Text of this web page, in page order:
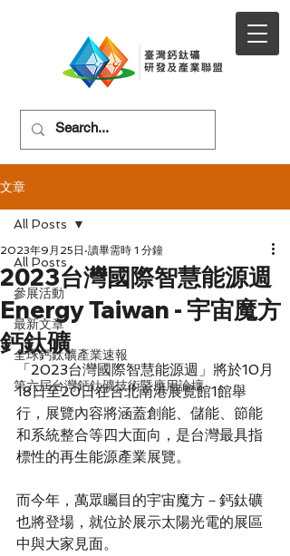
文章
All Posts
參展活動
最新文章
全球鈣鈦礦產業速報
第六屆台灣鈣鈦礦技術暨應用論壇
All Posts
2023台灣國際智慧能源週
Energy Taiwan - 宇宙魔方
鈣鈦礦
2023年9月25日 讀畢需時 1 分鐘
「2023台灣國際智慧能源週」將於10月
18日至20日在台北南港展覽館1館舉
行，展覽內容將涵蓋創能、儲能、節能
和系統整合等四大面向，是台灣最具指
標性的再生能源產業展覽。
而今年，萬眾矚目的宇宙魔方－鈣鈦礦
也將登場，就位於展示太陽光電的展區
中與大家見面。